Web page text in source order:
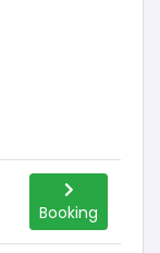
Booking